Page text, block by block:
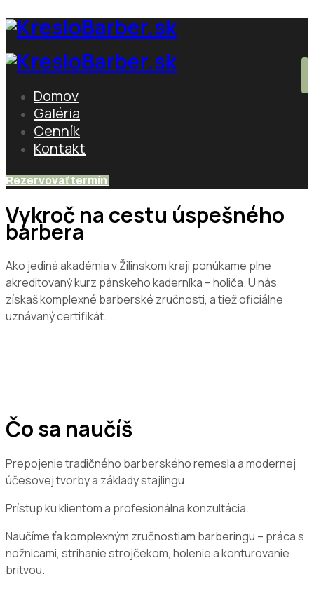
Domov
Galéria
Cenník
Kontakt
Rezervovať termín
Vykroč na cestu úspešného
barbera
Ako jediná akadémia v Žilinskom kraji ponúkame plne
akreditovaný kurz pánskeho kaderníka – holiča. U nás
získaš komplexné barberské zručnosti, a tiež oficiálne
uznávaný certifikát.
Čo sa naučíš
Prepojenie tradičného barberského remesla a modernej
účesovej tvorby a základy stajlingu.
Prístup ku klientom a profesionálna konzultácia.
Naučíme ťa komplexným zručnostiam barberingu – práca s
nožnicami, strihanie strojčekom, holenie a konturovanie
britvou.